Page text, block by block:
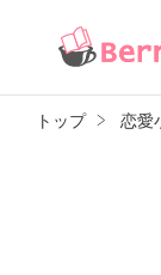
トップ 恋愛